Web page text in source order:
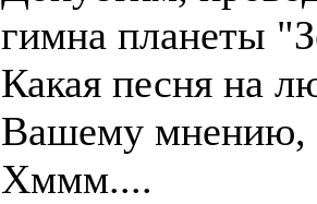
гимна планеты
Какая песня на
Вашему мнению,
Хммм....